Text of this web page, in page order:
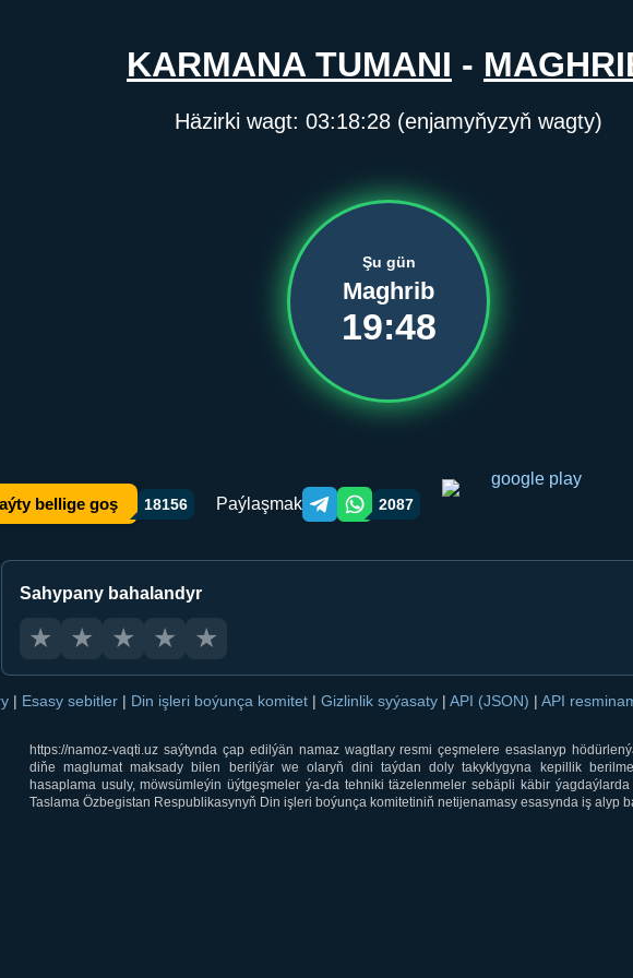
KARMANA TUMANI -
Häzirki wagt: 03:18:29 (enjamyňyzyň wagty)
Şu gün
Maghrib
19:48
bellige goş 18156 Paýlaşmak Telegram orqali ulashish
WhatsApp orqali ulashish
2087
Sahypany bahalandyr
★ ★ ★ ★ ★
| Esasy sebitler | Din işleri boýunça komitet | Gizlinlik syýasaty | API (JSON) | API
https://namoz-vaqti.uz saýtynda çap edilýän namaz wagtlary resmi çeşmelere esaslanyp
diňe maglumat maksady bilen berilýär we olaryň dini taýdan doly takyklygyna kepillik
hasaplama usuly, möwsümleýin üýtgeşmeler ýa-da tehniki täzelenmeler sebäpli käbir
Taslama Özbegistan Respublikasynyň Din işleri boýunça komitetiniň netijenamasy esasynda iş alyp